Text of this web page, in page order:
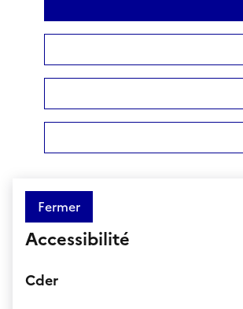
Fermer
Accessibilité
Cder